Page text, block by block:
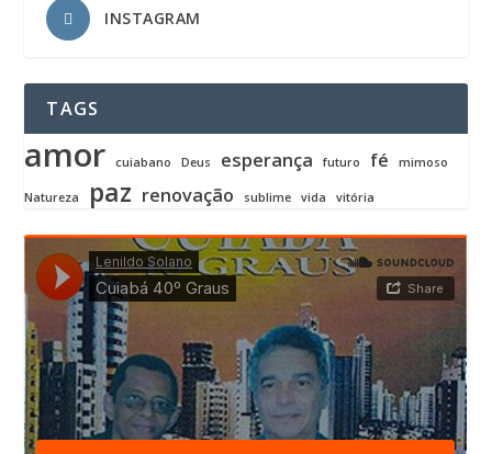
INSTAGRAM
TAGS
amor cuiabano Deus esperança futuro fé mimoso
Natureza paz renovação sublime vida vitória